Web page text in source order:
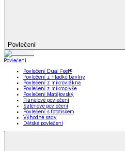
Povlečení
Povlečení
Povlečení Dual Feel®
Povlečení z hladké bavlny
Povlečení z mikrovlákna
Povlečení z mikroplyše
Povlečení Matějovský
Flanelové povlečení
Saténové povlečení
Povlečení s fototiskem
Výhodné sady
Dětské povlečení